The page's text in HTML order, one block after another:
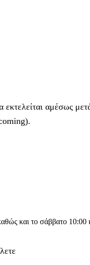
αμέσως
και το σάββατο 10:00